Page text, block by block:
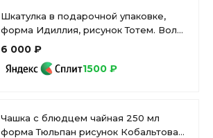
Шкатулка в подарочной упаковке,
форма Идиллия, рисунок Тотем. Волк
арт. 81.31593.00.1
6 000 ₽
1500 ₽
Чашка с блюдцем чайная 250 мл
форма Тюльпан рисунок Кобальтовая